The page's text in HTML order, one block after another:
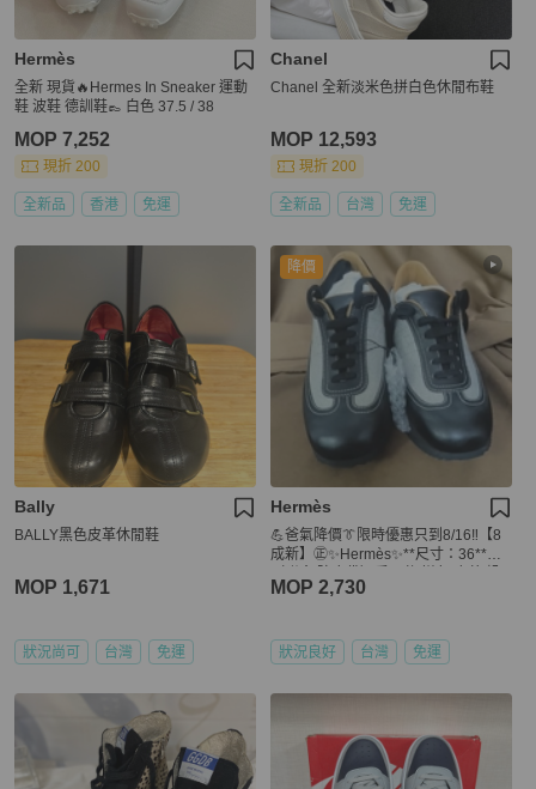
Hermès
全新 現貨🔥Hermes In Sneaker 運動
鞋 波鞋 德訓鞋👞 白色 37.5 / 38
MOP 7,252
現折 200
全新品 香港 免運
Chanel
Chanel 全新淡米色拼白色休閒布鞋
MOP 12,593
現折 200
全新品 台灣 免運
Bally
BALLY黑色皮革休閒鞋
MOP 1,671
狀況尚可 台灣 免運
降價
Hermès
💪爸氣降價👔限時優惠只到8/16‼️【8
成新】㊣✨Hermès✨**尺寸：36**
布 休閒鞋 布鞋 /二手鞋/保證正品🌳二
MOP 2,730
狀況良好 台灣 免運